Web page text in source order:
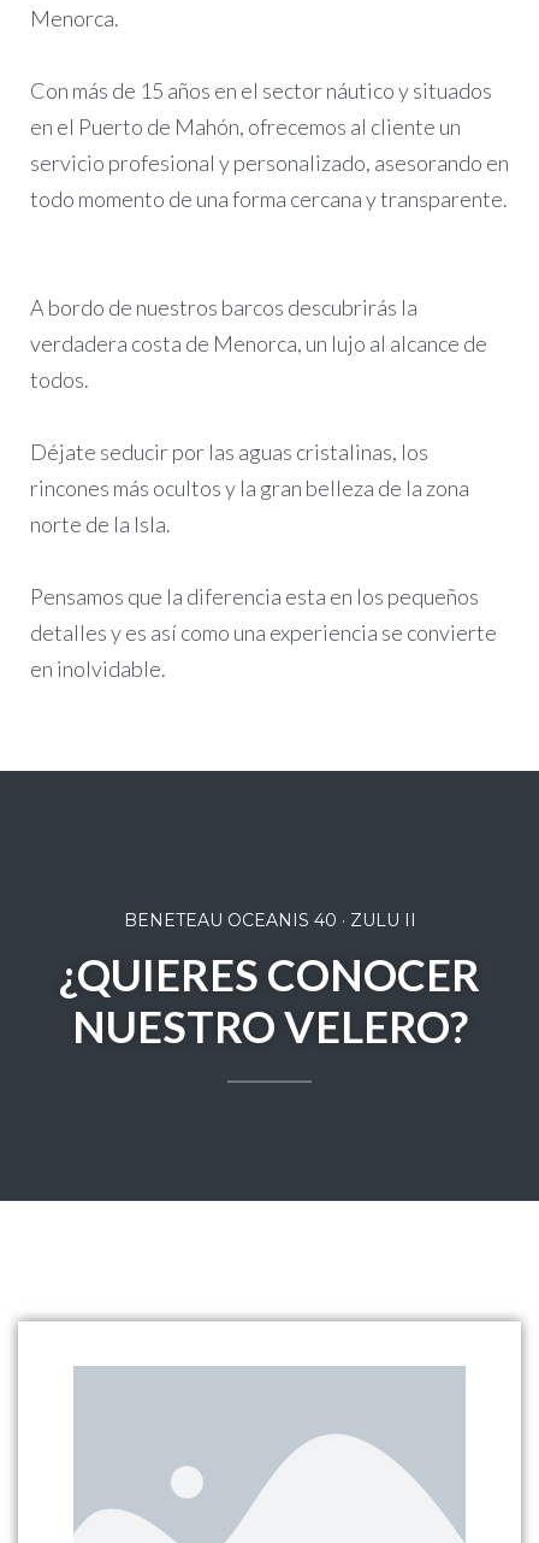
Menorca.
Con más de 15 años en el sector náutico y situados
en el Puerto de Mahón, ofrecemos al cliente un
servicio profesional y personalizado, asesorando en
todo momento de una forma cercana y transparente.
A bordo de nuestros barcos descubrirás la
verdadera costa de Menorca, un lujo al alcance de
todos.
Déjate seducir por las aguas cristalinas, los
rincones más ocultos y la gran belleza de la zona
norte de la Isla.
Pensamos que la diferencia esta en los pequeños
detalles y es así como una experiencia se convierte
en inolvidable.
BENETEAU OCEANIS 40 · ZULU II
¿QUIERES CONOCER
NUESTRO VELERO?